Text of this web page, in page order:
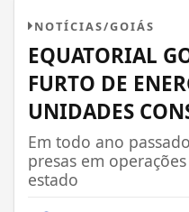
NOTÍCIAS/GOIÁS
EQUATORIAL
FURTO DE
UNIDADES
Em todo ano
presas em
estado